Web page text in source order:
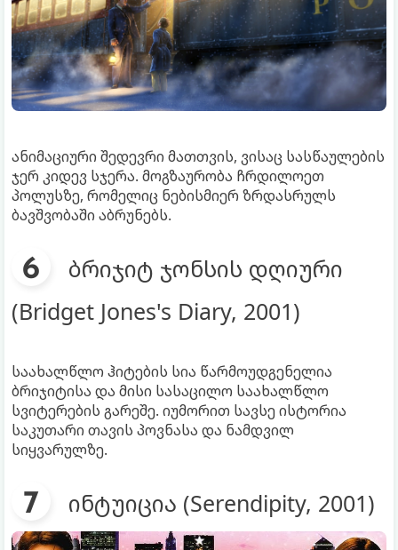
ანიმაციური შედევრი მათთვის, ვისაც სასწაულების
ჯერ კიდევ სჯერა. მოგზაურობა ჩრდილოეთ
პოლუსზე, რომელიც ნებისმიერ ზრდასრულს
ბავშვობაში აბრუნებს.
ბრიჯიტ ჯონსის დღიური
(Bridget Jones's Diary, 2001)
საახალწლო ჰიტების სია წარმოუდგენელია
ბრიჯიტისა და მისი სასაცილო საახალწლო
სვიტერების გარეშე. იუმორით სავსე ისტორია
საკუთარი თავის პოვნასა და ნამდვილ
სიყვარულზე.
ინტუიცია (Serendipity, 2001)